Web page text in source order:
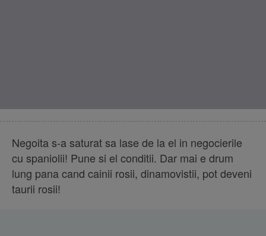
Negoita s-a saturat sa lase de la el in negocierile
cu spaniolii! Pune si el conditii. Dar mai e drum
lung pana cand cainii rosii, dinamovistii, pot deveni
taurii rosii!